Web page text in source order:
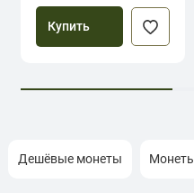
Купить
Дешёвые монеты